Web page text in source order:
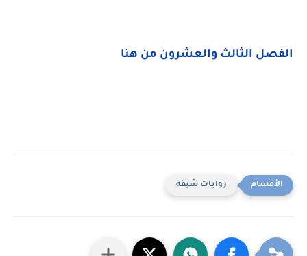
الفصل الثالث والعشرون من هنا
روايات شيقه